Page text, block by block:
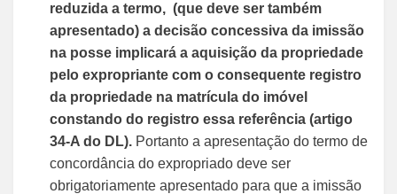
reduzida a termo, (que deve ser também
apresentado) a decisão concessiva da imissão
na posse implicará a aquisição da propriedade
pelo expropriante com o consequente registro
da propriedade na matrícula do imóvel
constando do registro essa referência (artigo
34-A do DL). Portanto a apresentação do termo de
concordância do expropriado deve ser
obrigatoriamente apresentado para que a imissão